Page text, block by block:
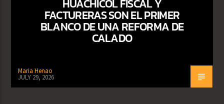
HUACHICOL FISCAL Y
FACTURERAS SON EL PRIMER
BLANCO DE UNA REFORMA DE
CALADO
Maria Henao
JULY 29, 2026